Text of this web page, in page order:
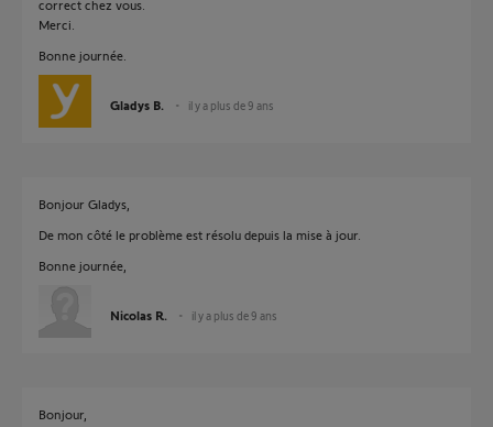
correct chez vous.
Merci.
Bonne journée.
Gladys B. il y a plus de 9 ans
Bonjour Gladys,
De mon côté le problème est résolu depuis la mise à jour.
Bonne journée,
Nicolas R. il y a plus de 9 ans
Bonjour,